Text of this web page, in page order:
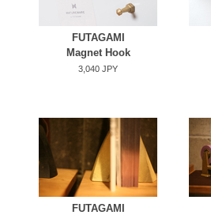
FUTAGAMI
Magnet Hook
3,040 JPY
FUTAGAMI